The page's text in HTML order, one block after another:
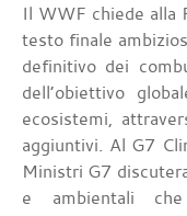
Il WWF chiede alla
testo finale
definitivo dei
dell’obiettivo
ecosistemi,
aggiuntivi. Al G7
Ministri G7
e ambientali